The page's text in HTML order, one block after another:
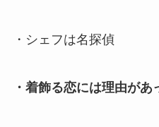
・シェフは名探偵
・着飾る恋には理由があ